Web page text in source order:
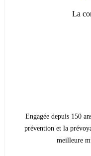
La
Engagée depuis 150
prévention et la
meilleure